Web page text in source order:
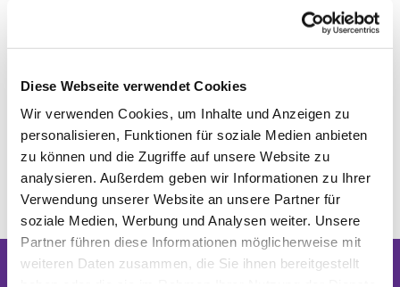
Diese Webseite verwendet Cookies
Wir verwenden Cookies, um Inhalte und Anzeigen zu
personalisieren, Funktionen für soziale Medien anbieten
zu können und die Zugriffe auf unsere Website zu
analysieren. Außerdem geben wir Informationen zu Ihrer
Verwendung unserer Website an unsere Partner für
soziale Medien, Werbung und Analysen weiter. Unsere
Partner führen diese Informationen möglicherweise mit
weiteren Daten zusammen, die Sie ihnen bereitgestellt